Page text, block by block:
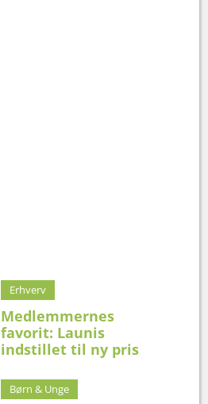
Erhverv
Medlemmernes
favorit: Launis
indstillet til ny pris
Børn & Unge